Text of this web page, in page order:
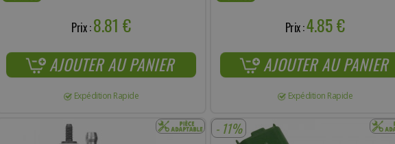
Prix :8.81 €
AJOUTER AU PANIER
Expédition Rapide
Prix :4.85 €
AJOUTER AU PANIER
Expédition Rapide
- 11%